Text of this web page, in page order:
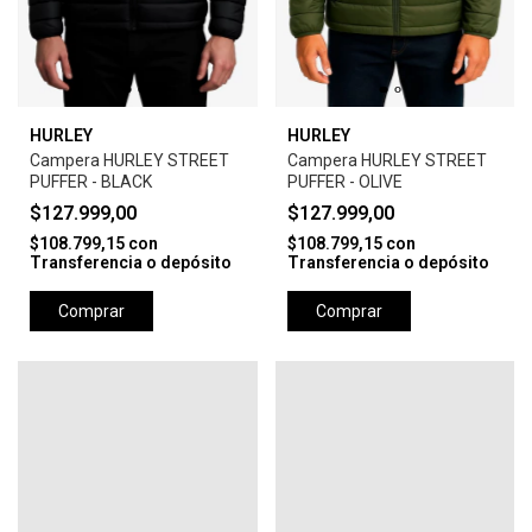
HURLEY
Campera HURLEY STREET
PUFFER - BLACK
$127.999,00
$108.799,15 con
Transferencia o depósito
Comprar
HURLEY
Campera HURLEY STREET
PUFFER - OLIVE
$127.999,00
$108.799,15 con
Transferencia o depósito
Comprar